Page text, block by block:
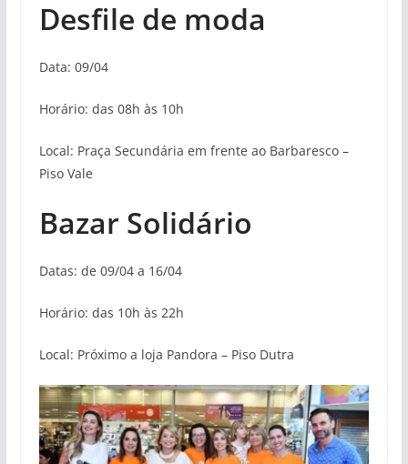
Desfile de moda
Data: 09/04
Horário: das 08h às 10h
Local: Praça Secundária em frente ao Barbaresco –
Piso Vale
Bazar Solidário
Datas: de 09/04 a 16/04
Horário: das 10h às 22h
Local: Próximo a loja Pandora – Piso Dutra